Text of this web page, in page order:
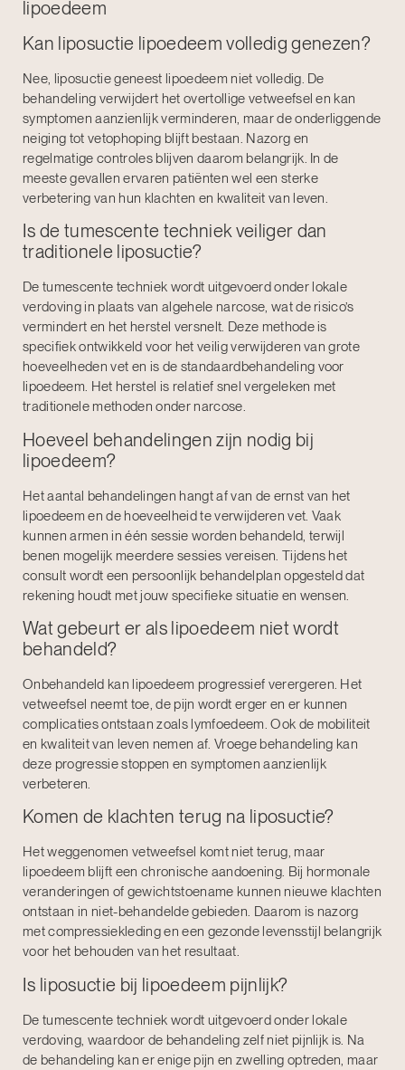
lipoedeem
Kan liposuctie lipoedeem volledig genezen?
Nee, liposuctie geneest lipoedeem niet volledig. De
behandeling verwijdert het overtollige vetweefsel en kan
symptomen aanzienlijk verminderen, maar de onderliggende
neiging tot vetophoping blijft bestaan. Nazorg en
regelmatige controles blijven daarom belangrijk. In de
meeste gevallen ervaren patiënten wel een sterke
verbetering van hun klachten en kwaliteit van leven.
Is de tumescente techniek veiliger dan
traditionele liposuctie?
De tumescente techniek wordt uitgevoerd onder lokale
verdoving in plaats van algehele narcose, wat de risico’s
vermindert en het herstel versnelt. Deze methode is
specifiek ontwikkeld voor het veilig verwijderen van grote
hoeveelheden vet en is de standaardbehandeling voor
lipoedeem. Het herstel is relatief snel vergeleken met
traditionele methoden onder narcose.
Hoeveel behandelingen zijn nodig bij
lipoedeem?
Het aantal behandelingen hangt af van de ernst van het
lipoedeem en de hoeveelheid te verwijderen vet. Vaak
kunnen armen in één sessie worden behandeld, terwijl
benen mogelijk meerdere sessies vereisen. Tijdens het
consult wordt een persoonlijk behandelplan opgesteld dat
rekening houdt met jouw specifieke situatie en wensen.
Wat gebeurt er als lipoedeem niet wordt
behandeld?
Onbehandeld kan lipoedeem progressief verergeren. Het
vetweefsel neemt toe, de pijn wordt erger en er kunnen
complicaties ontstaan zoals lymfoedeem. Ook de mobiliteit
en kwaliteit van leven nemen af. Vroege behandeling kan
deze progressie stoppen en symptomen aanzienlijk
verbeteren.
Komen de klachten terug na liposuctie?
Het weggenomen vetweefsel komt niet terug, maar
lipoedeem blijft een chronische aandoening. Bij hormonale
veranderingen of gewichtstoename kunnen nieuwe klachten
ontstaan in niet-behandelde gebieden. Daarom is nazorg
met compressiekleding en een gezonde levensstijl belangrijk
voor het behouden van het resultaat.
Is liposuctie bij lipoedeem pijnlijk?
De tumescente techniek wordt uitgevoerd onder lokale
verdoving, waardoor de behandeling zelf niet pijnlijk is. Na
de behandeling kan er enige pijn en zwelling optreden, maar